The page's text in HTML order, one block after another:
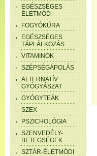
EGÉSZSÉGES
ÉLETMÓD
FOGYÓKÚRA
EGÉSZSÉGES
TÁPLÁLKOZÁS
VITAMINOK
SZÉPSÉGÁPOLÁS
ALTERNATÍV
GYÓGYÁSZAT
GYÓGYTEÁK
SZEX
PSZICHOLÓGIA
SZENVEDÉLY-
BETEGSÉGEK
SZTÁR-ÉLETMÓDI